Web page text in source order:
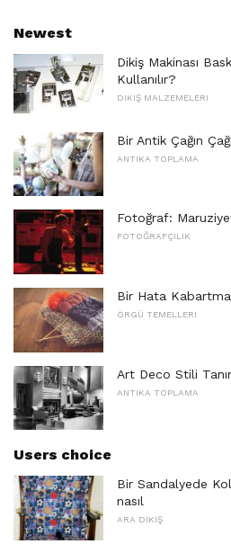
Newest
Dikiş Makinası
Kullanılır?
DIKIŞ MALZEMELERI
Bir Antik Çağın
ANTIKA TOPLAMA
Fotoğraf:
FOTOĞRAFÇILIK
Bir Hata Kabartma
ÖRGÜ TEMELLERI
Art Deco Stili
ANTIKA TOPLAMA
Users choice
Bir Sandalyede
nasıl
ARA DIKIŞ